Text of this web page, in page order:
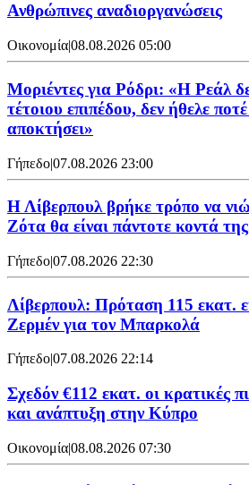
Ανθρώπινες αναδιοργανώσεις
Οικονομία|08.08.2026 05:00
Μοριέντες για Ρόδρι: «Η Ρεάλ
τέτοιου επιπέδου, δεν ήθελε
αποκτήσει»
Γήπεδο|07.08.2026 23:00
Η Λίβερπουλ βρήκε τρόπο να
Ζότα θα είναι πάντοτε κοντά
Γήπεδο|07.08.2026 22:30
Λίβερπουλ: Πρόταση 115 εκατ.
Ζερμέν για τον Μπαρκολά
Γήπεδο|07.08.2026 22:14
Σχεδόν €112 εκατ. οι κρατικές
και ανάπτυξη στην Κύπρο
Οικονομία|08.08.2026 07:30